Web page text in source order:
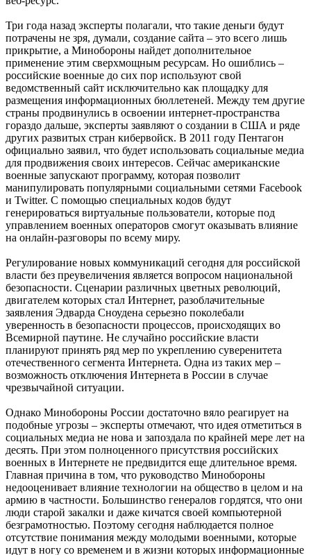
Три года назад эксперты полагали, что такие деньги будут
потрачены не зря, думали, создание сайта – это всего лишь
прикрытие, а Минобороны найдет дополнительное
применение этим сверхмощным ресурсам. Но ошиблись –
российские военные до сих пор используют свой
ведомственный сайт исключительно как площадку для
размещения информационных бюллетеней. Между тем другие
страны продвинулись в освоении интернет-пространства
гораздо дальше, эксперты заявляют о создании в США и ряде
других развитых стран кибервойск. В 2011 году Пентагон
официально заявил, что будет использовать социальные медиа
для продвижения своих интересов. Сейчас американские
военные запускают программу, которая позволит
манипулировать популярными социальными сетями Facebook
и Twitter. С помощью специальных кодов будут
генерироваться виртуальные пользователи, которые под
управлением военных операторов смогут оказывать влияние
на онлайн-разговоры по всему миру.
Регулирование новых коммуникаций сегодня для российской
власти без преувеличения является вопросом национальной
безопасности. Сценарии различных цветных революций,
двигателем которых стал Интернет, разоблачительные
заявления Эдварда Сноудена серьезно поколебали
уверенность в безопасности процессов, происходящих во
Всемирной паутине. Не случайно российские власти
планируют принять ряд мер по укреплению суверенитета
отечественного сегмента Интернета. Одна из таких мер –
возможность отключения Интернета в России в случае
чрезвычайной ситуации.
Однако Минобороны России достаточно вяло реагирует на
подобные угрозы – эксперты отмечают, что идея отметиться в
социальных медиа не нова и запоздала по крайней мере лет на
десять. При этом полноценного присутствия российских
военных в Интернете не предвидится еще длительное время.
Главная причина в том, что руководство Минобороны
недооценивает влияние технологии на общество в целом и на
армию в частности. Большинство генералов гордятся, что они
люди старой закалки и даже кичатся своей компьютерной
безграмотностью. Поэтому сегодня наблюдается полное
отсутствие понимания между молодыми военными, которые
идут в ногу со временем и в жизни которых информационные